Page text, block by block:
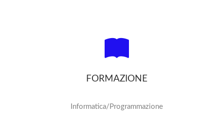
FORMAZIONE
Informatica/Programmazione